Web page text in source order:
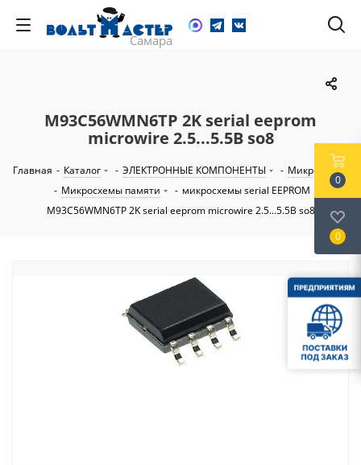
M93C56WMN6TP 2K serial eeprom
microwire 2.5...5.5В so8
Главная - Каталог - ЭЛЕКТРОННЫЕ КОМПОНЕНТЫ - Микросхемы
- Микросхемы памяти - микросхемы serial EEPROM
M93C56WMN6TP 2K serial eeprom microwire 2.5...5.5В so8
0
0